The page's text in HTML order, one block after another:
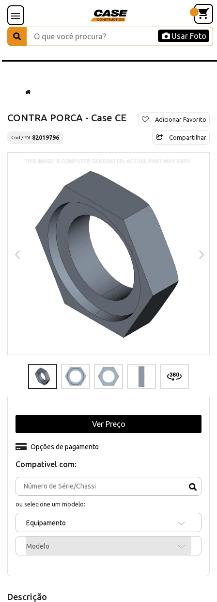
Usar Foto
CONTRA PORCA - Case CE
Cód./PN 82019796
Adicionar Favorito
Compartilhar
Compativel com:
ou selecione um modelo:
Equipamento
Modelo
Opções de pagamento
Ver Preço
Descrição